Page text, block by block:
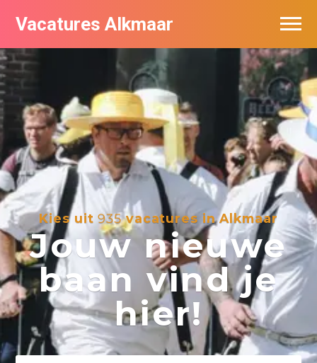
Vacatures Alkmaar
Kies uit935vacatures in Alkmaar
Jouw nieuwe
baan vind je
hier!
Vacatures per bedrijf
Nieuwsbrief feed